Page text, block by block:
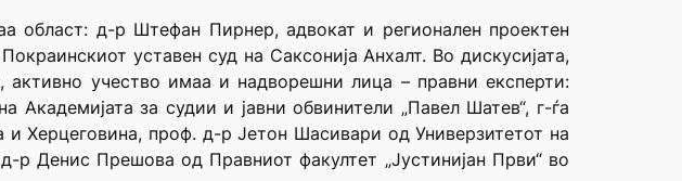
област: д-р Штефан Пирнер, адвокат и регионален проектен
уставен суд на Саксонија Анхалт. Во дискусијата,
активно учество имаа и надворешни лица – правни експерти:
за судии и јавни обвинители „Павел Шатев“, г-ѓа
Херцеговина, проф. д-р Јетон Шасивари од Универзитетот на
р Денис Прешова од Правниот факултет „Јустинијан Први“ во